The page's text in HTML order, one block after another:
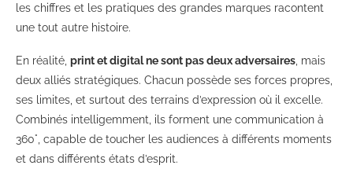
les chiffres et les pratiques des grandes marques racontent
une tout autre histoire.
En réalité, print et digital ne sont pas deux adversaires , mais
deux alliés stratégiques. Chacun possède ses forces propres,
ses limites, et surtout des terrains d’expression où il excelle.
Combinés intelligemment, ils forment une communication à
360°, capable de toucher les audiences à différents moments
et dans différents états d’esprit.